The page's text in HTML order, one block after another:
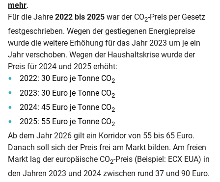
mehr.
Für die Jahre 2022 bis 2025 war der CO2-Preis per Gesetz
festgeschrieben. Wegen der gestiegenen Energiepreise
wurde die weitere Erhöhung für das Jahr 2023 um je ein
Jahr verschoben. Wegen der Haushaltskrise wurde der
Preis für 2024 und 2025 erhöht:
2022: 30 Euro je Tonne CO2
2023: 30 Euro je Tonne CO2
2024: 45 Euro je Tonne CO2
2025: 55 Euro je Tonne CO2
Ab dem Jahr 2026 gilt ein Korridor von 55 bis 65 Euro.
Danach soll sich der Preis frei am Markt bilden. Am freien
Markt lag der europäische CO2-Preis (Beispiel: ECX EUA) in
den Jahren 2023 und 2024 zwischen rund 37 und 90 Euro.